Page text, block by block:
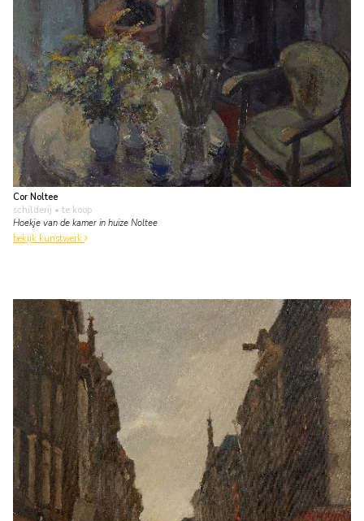
Cor Noltee
schilderij • te koop
Hoekje van de kamer in huize Noltee
bekijk kunstwerk